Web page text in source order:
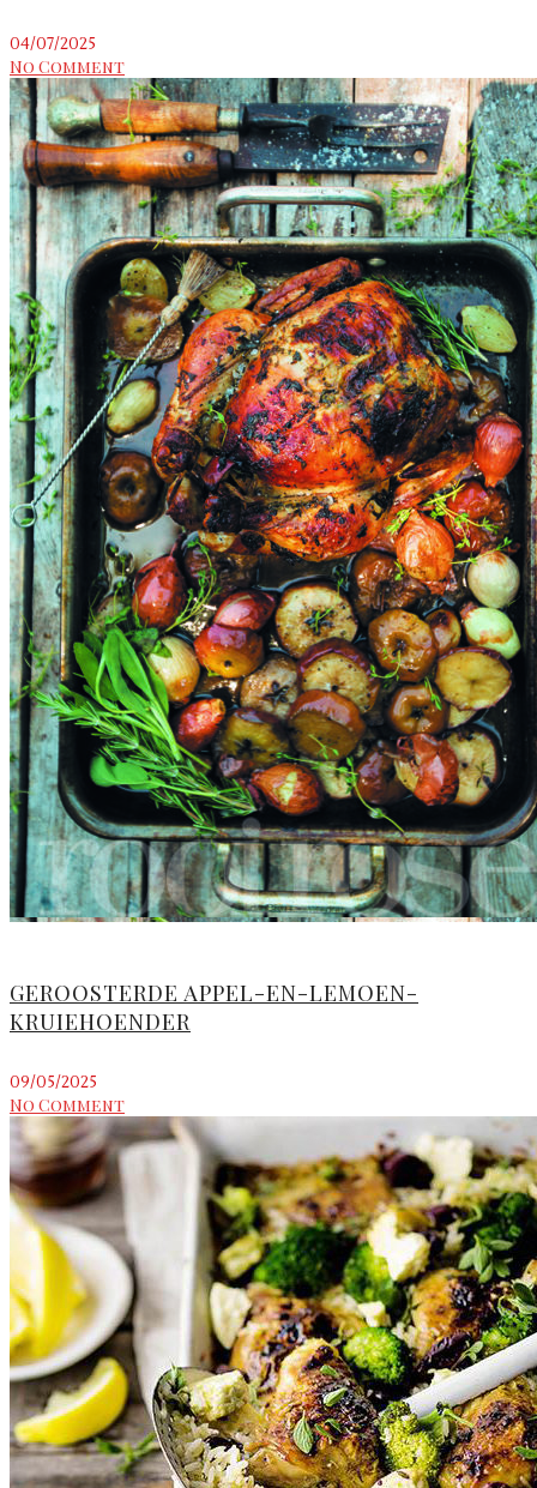
04/07/2025
No Comment
GEROOSTERDE APPEL-EN-LEMOEN-
KRUIEHOENDER
09/05/2025
No Comment